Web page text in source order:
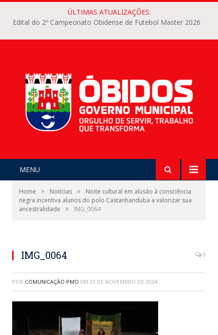
ÚLTIMAS ATUALIZAÇÕES:
Edital do 2º Campeonato Obidense de Futebol Master 2026
MENU
Home » Notícias »
Noite cultural em alusão à consciência
negra incentiva alunos do polo Castanhanduba a valorizar sua
ancestralidade
» IMG_0064
IMG_0064 0
POR COMUNICAÇÃO PMO EM 23 DE NOVEMBRO DE 2024